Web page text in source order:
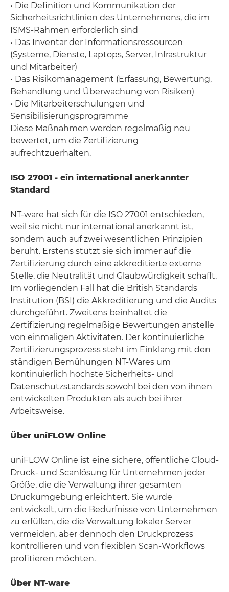
• Die Definition und Kommunikation der
Sicherheitsrichtlinien des Unternehmens, die im
ISMS-Rahmen erforderlich sind
• Das Inventar der Informationsressourcen
(Systeme, Dienste, Laptops, Server, Infrastruktur
und Mitarbeiter)
• Das Risikomanagement (Erfassung, Bewertung,
Behandlung und Überwachung von Risiken)
• Die Mitarbeiterschulungen und
Sensibilisierungsprogramme
Diese Maßnahmen werden regelmäßig neu
bewertet, um die Zertifizierung
aufrechtzuerhalten.
ISO 27001 - ein international anerkannter
Standard
NT-ware hat sich für die ISO 27001 entschieden,
weil sie nicht nur international anerkannt ist,
sondern auch auf zwei wesentlichen Prinzipien
beruht. Erstens stützt sie sich immer auf die
Zertifizierung durch eine akkreditierte externe
Stelle, die Neutralität und Glaubwürdigkeit schafft.
Im vorliegenden Fall hat die British Standards
Institution (BSI) die Akkreditierung und die Audits
durchgeführt. Zweitens beinhaltet die
Zertifizierung regelmäßige Bewertungen anstelle
von einmaligen Aktivitäten. Der kontinuierliche
Zertifizierungsprozess steht im Einklang mit den
ständigen Bemühungen NT-Wares um
kontinuierlich höchste Sicherheits- und
Datenschutzstandards sowohl bei den von ihnen
entwickelten Produkten als auch bei ihrer
Arbeitsweise.
Über uniFLOW Online
uniFLOW Online ist eine sichere, öffentliche Cloud-
Druck- und Scanlösung für Unternehmen jeder
Größe, die die Verwaltung ihrer gesamten
Druckumgebung erleichtert. Sie wurde
entwickelt, um die Bedürfnisse von Unternehmen
zu erfüllen, die die Verwaltung lokaler Server
vermeiden, aber dennoch den Druckprozess
kontrollieren und von flexiblen Scan-Workflows
profitieren möchten.
Über NT-ware